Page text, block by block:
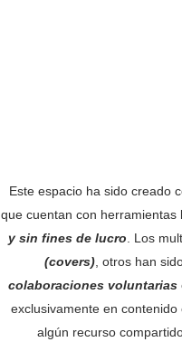
Este espacio ha sido creado
que cuentan con
y sin fines de lucro . Los
(covers) , otros han
colaboraciones voluntarias
exclusivamente en
algún recurso